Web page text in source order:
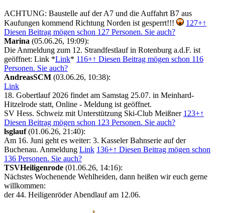
ACHTUNG: Baustelle auf der A7 und die Auffahrt B7 aus
Kaufungen kommend Richtung Norden ist gesperrt!!!
127+↑
Diesen Beitrag mögen schon 127 Personen. Sie auch?
Marina (05.06.26, 19:09):
Die Anmeldung zum 12. Strandfestlauf in Rotenburg a.d.F. ist
geöffnet: Link *Link* 116+↑ Diesen Beitrag mögen schon 116
Personen. Sie auch?
AndreasSCM (03.06.26, 10:38):
Link
18. Gobertlauf 2026 findet am Samstag 25.07. in Meinhard-
Hitzelrode statt, Online - Meldung ist geöffnet.
SV Hess. Schweiz mit Unterstützung Ski-Club Meißner 123+↑
Diesen Beitrag mögen schon 123 Personen. Sie auch?
lsglauf(01.06.26, 21:40):
Am 16. Juni geht es weiter: 3. Kasseler Bahnserie auf der
Buchenau. Anmeldung Link 136+↑ Diesen Beitrag mögen schon
136 Personen. Sie auch?
TSVHeiligenrode (01.06.26, 14:16):
Nächstes Wochenende Wehlheiden, dann heißen wir euch gerne
willkommen:
der 44. Heiligenröder Abendlauf am 12.06.